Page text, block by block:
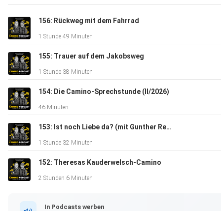
Danke an Hans-Jörg Karrenbrock & w/ove für das Sounddesign
des Camino-Podcasts. Merci auch an den Conrad-Stein-Verlag
⁠⁠Domradio.de⁠⁠ für die Unterstützung. Buen Camino!
156: Rückweg mit dem Fahrrad
1 Stunde 49 Minuten
155: Trauer auf dem Jakobsweg
1 Stunde 38 Minuten
154: Die Camino-Sprechstunde (II/2026)
46 Minuten
153: Ist noch Liebe da? (mit Gunther Reber)
1 Stunde 32 Minuten
152: Theresas Kauderwelsch-Camino
2 Stunden 6 Minuten
In Podcasts werben